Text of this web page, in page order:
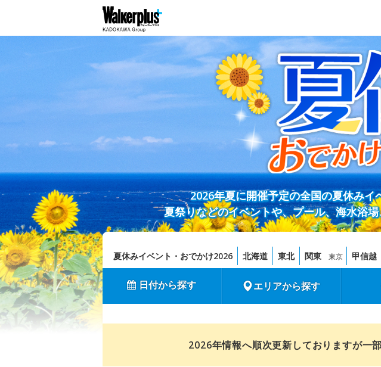
2026年夏に開催予定の全国の夏休み
夏祭りなどのイベントや、プール、海水浴
夏休みイベント・おでかけ2026 北海道 東北 関東 東京 甲信越
日付から探す エリアから探す
2026年情報へ順次更新しておりますが一